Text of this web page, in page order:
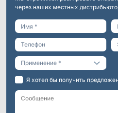
через наших местных
Инженерия
Науки о жизни
Я хотел бы получить